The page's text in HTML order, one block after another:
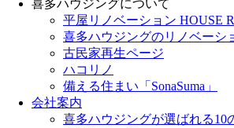
喜多ハウジングについて
平屋リノベーション HOUSE
喜多ハウジングのリノベーシ
古民家再生ページ
ハコリノ
備える住まい「SonaSuma」
会社案内
喜多ハウジングが選ばれる10